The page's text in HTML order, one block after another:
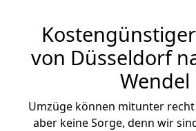
von Düsseldorf
Wendel
Umzüge können mitunter
aber keine Sorge, denn wir